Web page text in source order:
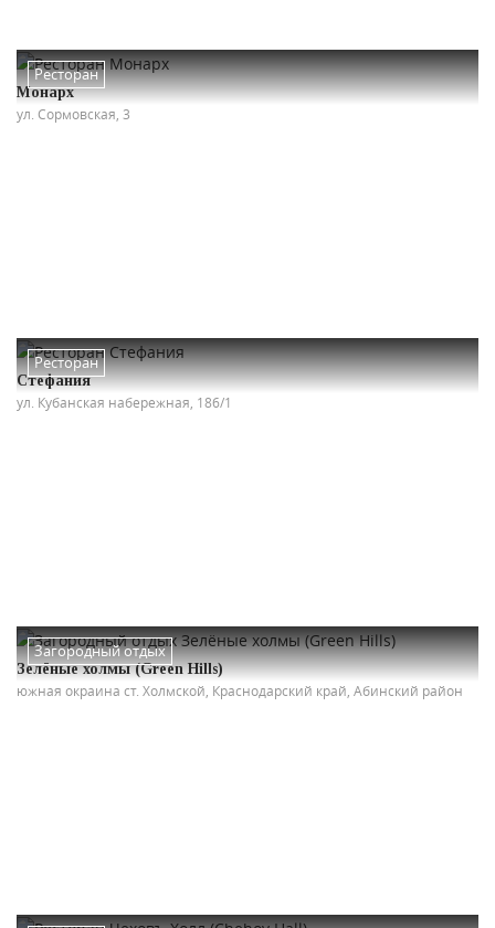
Ресторан
Монарх
ул. Сормовская, 3
Ресторан
Стефания
ул. Кубанская набережная, 186/1
Загородный отдых
Зелёные холмы (Green Hills)
южная окраина ст. Холмской, Краснодарский край, Абинский район